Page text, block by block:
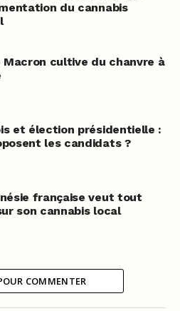
du cannabis
Macron cultive du chanvre à
et élection présidentielle :
les candidats ?
française veut tout
son cannabis local
COMMENTER